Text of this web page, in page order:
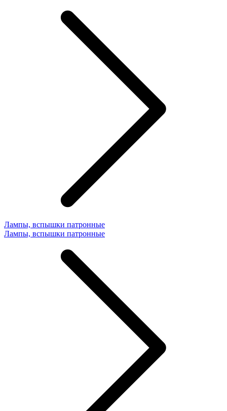
Лампы, вспышки патронные
Лампы, вспышки патронные